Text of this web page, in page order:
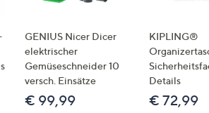
GENIUS Nicer Dicer
elektrischer
Gemüseschneider 10
versch. Einsätze
€ 99,99
KIPLING®
Details
€ 72,99